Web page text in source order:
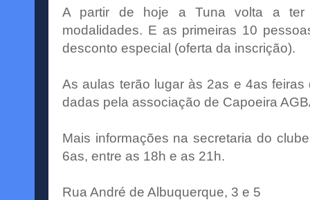
A partir de hoje a Tuna volta a ter
modalidades. E as primeiras 10
desconto especial (oferta da inscrição).
As aulas terão lugar às 2as e 4as
dadas pela associação de Capoeira
Mais informações na secretaria do
6as, entre as 18h e as 21h.
Rua André de Albuquerque, 3 e 5